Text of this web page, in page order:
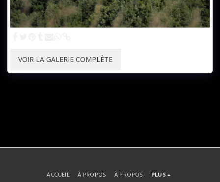
VOIR LA GALERIE COMPLÈTE
ACCUEIL À PROPOS À PROPOS PLUS